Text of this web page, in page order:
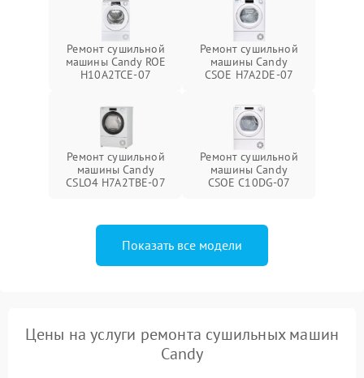
Ремонт сушильной
машины Candy ROE
H10A2TCE-07
Ремонт сушильной
машины Candy
CSOE H7A2DE-07
Ремонт сушильной
машины Candy
CSLO4 H7A2TBE-07
Ремонт сушильной
машины Candy
CSOE C10DG-07
Показать все модели
Цены на услуги ремонта сушильных машин
Candy